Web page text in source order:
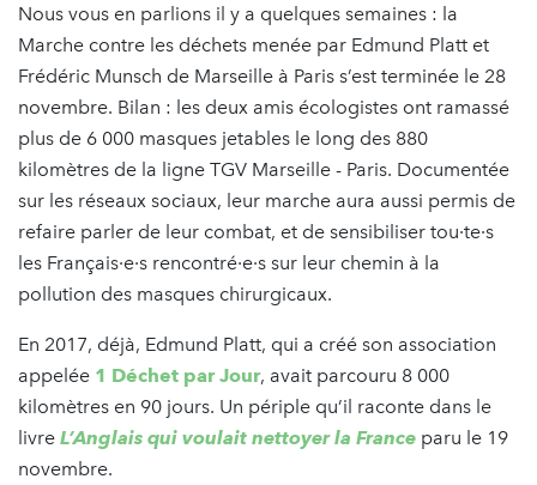
Nous vous en parlions il y a quelques semaines : la
Marche contre les déchets menée par Edmund Platt et
Frédéric Munsch de Marseille à Paris s’est terminée le 28
novembre. Bilan : les deux amis écologistes ont ramassé
plus de 6 000 masques jetables le long des 880
kilomètres de la ligne TGV Marseille - Paris. Documentée
sur les réseaux sociaux, leur marche aura aussi permis de
refaire parler de leur combat, et de sensibiliser tou·te·s
les Français·e·s rencontré·e·s sur leur chemin à la
pollution des masques chirurgicaux.
En 2017, déjà, Edmund Platt, qui a créé son association
appelée 1 Déchet par Jour, avait parcouru 8 000
kilomètres en 90 jours. Un périple qu’il raconte dans le
livre L’Anglais qui voulait nettoyer la France paru le 19
novembre.